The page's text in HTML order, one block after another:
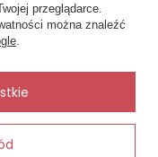
×
zakupowy
szukasz — pokażę
przeglądarce.
można znaleźć
.